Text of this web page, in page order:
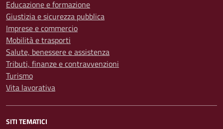
Educazione e formazione
Giustizia e sicurezza pubblica
Imprese e commercio
Mobilità e trasporti
Salute, benessere e assistenza
Tributi, finanze e contravvenzioni
Turismo
Vita lavorativa
SITI TEMATICI